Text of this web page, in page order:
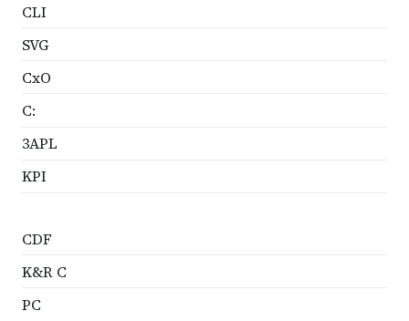
CLI
SVG
CxO
C:
3APL
KPI
CDF
K&R C
PC